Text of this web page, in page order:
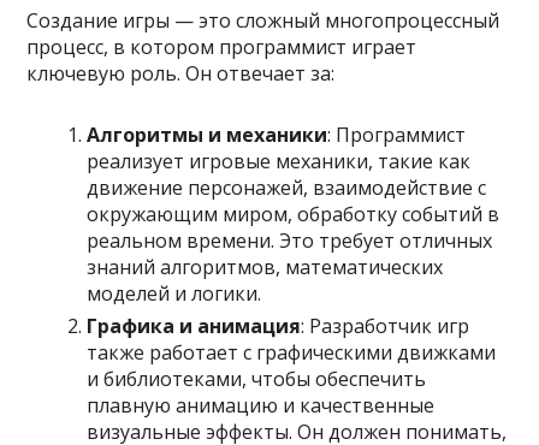
Создание игры — это сложный многопроцессный
процесс, в котором программист играет
ключевую роль. Он отвечает за:
Алгоритмы и механики: Программист
реализует игровые механики, такие как
движение персонажей, взаимодействие с
окружающим миром, обработку событий в
реальном времени. Это требует отличных
знаний алгоритмов, математических
моделей и логики.
Графика и анимация: Разработчик игр
также работает с графическими движками
и библиотеками, чтобы обеспечить
плавную анимацию и качественные
визуальные эффекты. Он должен понимать,